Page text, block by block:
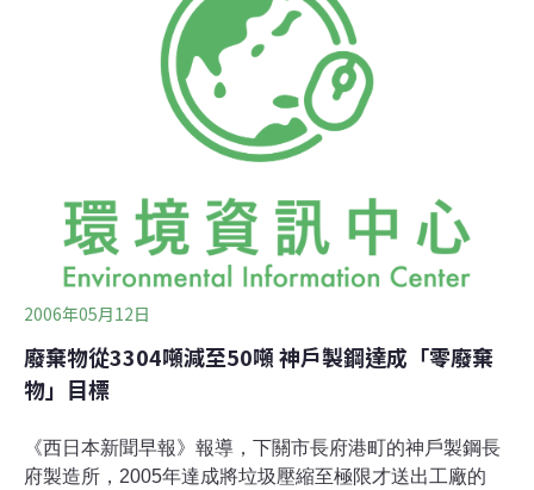
害者已漸進入高齡化，希望有關當局體認連署書的重要
性，趕快訂定國家的救濟對策。這份連署資料將由東京的
多氯聯苯受害者支援中心彙整後，向國會提出。
2006年05月12日
廢棄物從3304噸減至50噸 神戶製鋼達成「零廢棄
物」目標
《西日本新聞早報》報導，下關市長府港町的神戶製鋼長
府製造所，2005年達成將垃圾壓縮至極限才送出工廠的